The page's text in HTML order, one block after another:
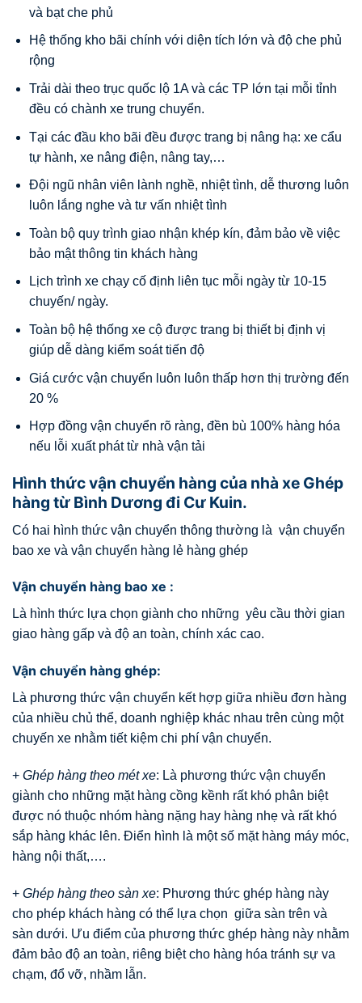
và bạt che phủ
Hệ thống kho bãi chính với diện tích lớn và độ che phủ
rộng
Trải dài theo trục quốc lộ 1A và các TP lớn tại mỗi tỉnh
đều có chành xe trung chuyển.
Tại các đầu kho bãi đều được trang bị nâng hạ: xe cẩu
tự hành, xe nâng điện, nâng tay,…
Đội ngũ nhân viên lành nghề, nhiệt tình, dễ thương luôn
luôn lắng nghe và tư vấn nhiệt tình
Toàn bộ quy trình giao nhận khép kín, đảm bảo về việc
bảo mật thông tin khách hàng
Lịch trình xe chạy cố định liên tục mỗi ngày từ 10-15
chuyến/ ngày.
Toàn bộ hệ thống xe cộ được trang bị thiết bị định vị
giúp dễ dàng kiểm soát tiến độ
Giá cước vận chuyển luôn luôn thấp hơn thị trường đến
20 %
Hợp đồng vận chuyển rõ ràng, đền bù 100% hàng hóa
nếu lỗi xuất phát từ nhà vận tải
Hình thức vận chuyển hàng của nhà xe Ghép
hàng từ Bình Dương đi Cư Kuin.
Có hai hình thức vận chuyển thông thường là vận chuyển
bao xe và vận chuyển hàng lẻ hàng ghép
Vận chuyển hàng bao xe :
Là hình thức lựa chọn giành cho những yêu cầu thời gian
giao hàng gấp và độ an toàn, chính xác cao.
Vận chuyển hàng ghép:
Là phương thức vận chuyển kết hợp giữa nhiều đơn hàng
của nhiều chủ thể, doanh nghiệp khác nhau trên cùng một
chuyến xe nhằm tiết kiệm chi phí vận chuyển.
+ Ghép hàng theo mét xe: Là phương thức vận chuyển
giành cho những mặt hàng cồng kềnh rất khó phân biệt
được nó thuộc nhóm hàng nặng hay hàng nhẹ và rất khó
sắp hàng khác lên. Điển hình là một số mặt hàng máy móc,
hàng nội thất,….
+ Ghép hàng theo sàn xe: Phương thức ghép hàng này
cho phép khách hàng có thể lựa chọn giữa sàn trên và
sàn dưới. Ưu điểm của phương thức ghép hàng này nhằm
đảm bảo độ an toàn, riêng biệt cho hàng hóa tránh sự va
chạm, đổ vỡ, nhầm lẫn.